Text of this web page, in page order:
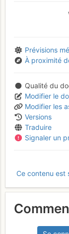
Prévisions
À proximité
Qualité du
Modifier le
Modifier les
Versions
Traduire
Signaler un
Ce contenu est